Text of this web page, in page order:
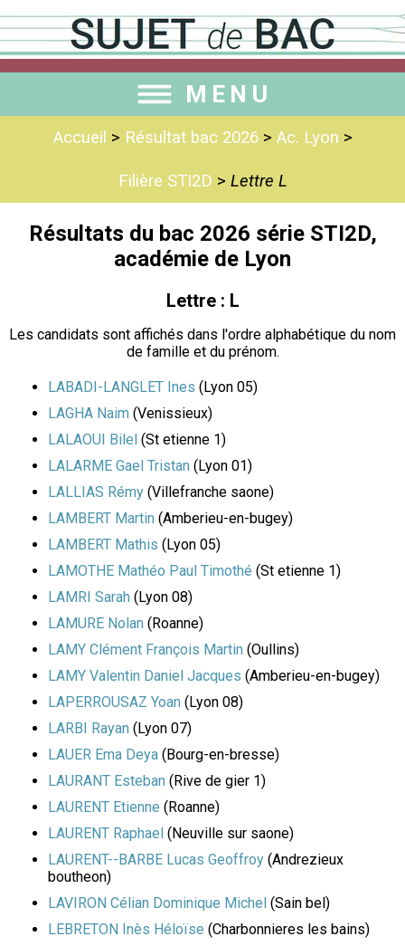
MENU
Accueil > Résultat bac 2026> Ac. Lyon >
Filière STI2D > Lettre L
Résultats du bac 2026 série STI2D,
académie de Lyon
Lettre : L
Les candidats sont affichés dans l'ordre alphabétique du nom
de famille et du prénom.
LABADI-LANGLET Ines (Lyon 05)
LAGHA Naim (Venissieux)
LALAOUI Bilel (St etienne 1)
LALARME Gael Tristan (Lyon 01)
LALLIAS Rémy (Villefranche saone)
LAMBERT Martin (Amberieu-en-bugey)
LAMBERT Mathis (Lyon 05)
LAMOTHE Mathéo Paul Timothé (St etienne 1)
LAMRI Sarah (Lyon 08)
LAMURE Nolan (Roanne)
LAMY Clément François Martin (Oullins)
LAMY Valentin Daniel Jacques (Amberieu-en-bugey)
LAPERROUSAZ Yoan (Lyon 08)
LARBI Rayan (Lyon 07)
LAUER Ema Deya (Bourg-en-bresse)
LAURANT Esteban (Rive de gier 1)
LAURENT Etienne (Roanne)
LAURENT Raphael (Neuville sur saone)
LAURENT--BARBE Lucas Geoffroy (Andrezieux
boutheon)
LAVIRON Célian Dominique Michel (Sain bel)
LEBRETON Inès Héloïse (Charbonnieres les bains)